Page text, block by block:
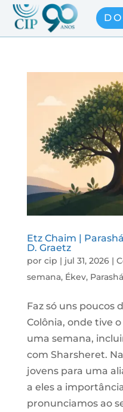
Etz Chaim |
D. Graetz
por cip | jul 31, 2026|
semana, Ékev,
Faz só uns poucos
Colônia, onde tive
uma semana,
com Sharsheret.
jovens para uma
a eles a
pronunciamos ao